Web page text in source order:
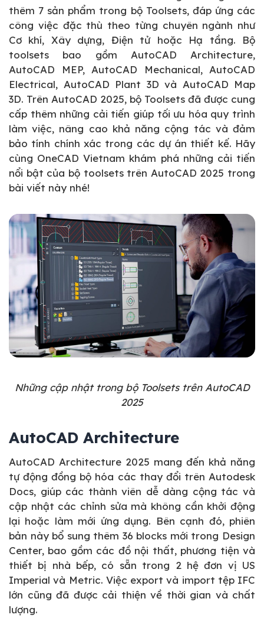
thêm 7 sản phẩm trong bộ Toolsets, đáp ứng các
công việc đặc thù theo từng chuyên ngành như
Cơ khí, Xây dựng, Điện tử hoặc Hạ tầng. Bộ
toolsets bao gồm AutoCAD Architecture,
AutoCAD MEP, AutoCAD Mechanical, AutoCAD
Electrical, AutoCAD Plant 3D và AutoCAD Map
3D. Trên AutoCAD 2025, bộ Toolsets đã được cung
cấp thêm những cải tiến giúp tối ưu hóa quy trình
làm việc, nâng cao khả năng cộng tác và đảm
bảo tính chính xác trong các dự án thiết kế. Hãy
cùng OneCAD Vietnam khám phá những cải tiến
nổi bật của bộ toolsets trên AutoCAD 2025 trong
bài viết này nhé!
Những cập nhật trong bộ Toolsets trên AutoCAD
2025
AutoCAD Architecture
AutoCAD Architecture 2025 mang đến khả năng
tự động đồng bộ hóa các thay đổi trên Autodesk
Docs, giúp các thành viên dễ dàng cộng tác và
cập nhật các chỉnh sửa mà không cần khởi động
lại hoặc làm mới ứng dụng. Bên cạnh đó, phiên
bản này bổ sung thêm 36 blocks mới trong Design
Center, bao gồm các đồ nội thất, phương tiện và
thiết bị nhà bếp, có sẵn trong 2 hệ đơn vị US
Imperial và Metric. Việc export và import tệp IFC
lớn cũng đã được cải thiện về thời gian và chất
lượng.